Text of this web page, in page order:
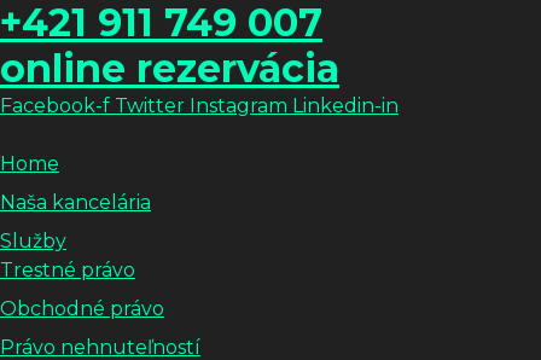
+421 911 749 007
online rezervácia
Facebook-f Twitter Instagram Linkedin-in
Home
Naša kancelária
Služby
Trestné právo
Obchodné právo
Právo nehnuteľností